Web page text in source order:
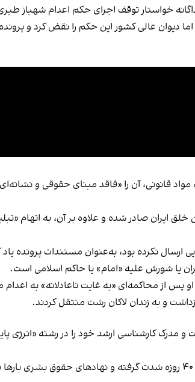
اما دیوان عالی کشور این حکم را نقض کرد و
مواد قانونی، آن را «فاقد مبنای حقوقی و
ایران صادر شده و علاوه بر آن، به اتهام
نکرده بود، به‌عنوان مستندات پرونده یاد
یا شورش علیه «امام» یا حاکم اسلامی است.
کارشناسی ارشد خود را در رشته «انرژی
، تایید و اجرای احکام اعدام زندانیان سیاسی در ایران در ماه‌های گذشته و به‌ویژه در پی تحولات جنگ ۴۰ روزه شدت